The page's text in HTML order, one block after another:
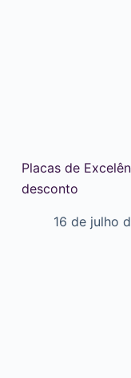
Placas de
desconto
16 de julho